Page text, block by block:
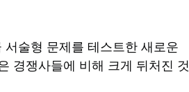
술형 문제를 테스트한 새로운
경쟁사들에 비해 크게 뒤처진 것